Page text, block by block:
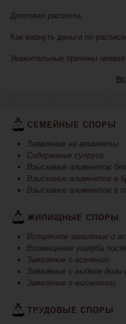
Долговая расписка
Как вернуть деньги по
Уважительные причины
СЕМЕЙНЫЕ СПОРЫ
Заявление на алименты
Содержание супруга
Взыскание алиментов
Взыскание алиментов в
Взыскание алиментов в
ЖИЛИЩНЫЕ СПОРЫ
Встречное заявление о
Возмещение ущерба
Заявление о вселении
Заявление о выделе доли
Заявление о выселении
ТРУДОВЫЕ СПОРЫ